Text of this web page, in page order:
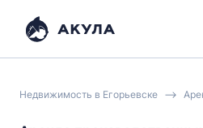
Недвижимость в Егорьевске